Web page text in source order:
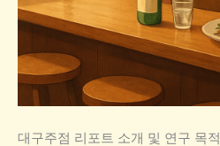
대구주점 리포트 소개 및 연구 목적